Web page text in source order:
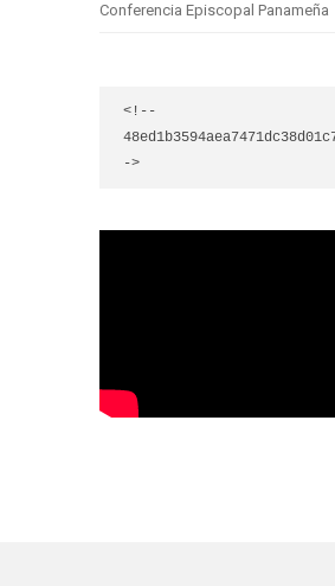
Conferencia Episcopal Panameña
<!--
->